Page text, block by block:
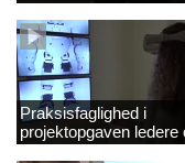
Praksisfaglighed i
projektopgaven ledere
elever